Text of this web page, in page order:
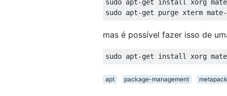
sudo apt-get install xorg
mas é possível fazer isso de
apt package-management